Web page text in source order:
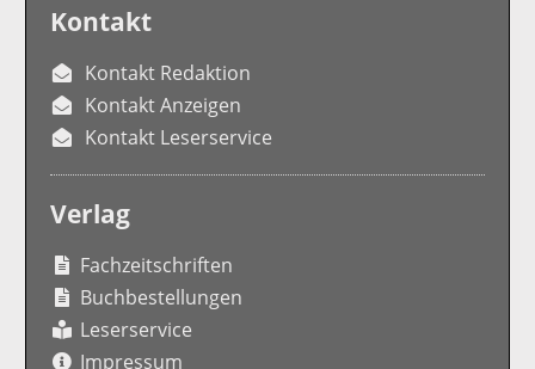
Kontakt
Kontakt Redaktion
Kontakt Anzeigen
Kontakt Leserservice
Verlag
Fachzeitschriften
Buchbestellungen
Leserservice
Impressum